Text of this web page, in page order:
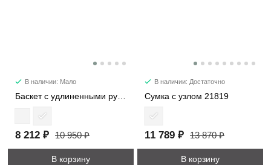
В наличии: Мало
Баскет с удлиненными ручками 30052
8 212 ₽ 10 950 ₽
В корзину
В наличии: Достаточно
Сумка с узлом 21819
11 789 ₽ 13 870 ₽
В корзину